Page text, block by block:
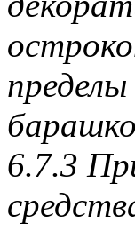
6.7.3